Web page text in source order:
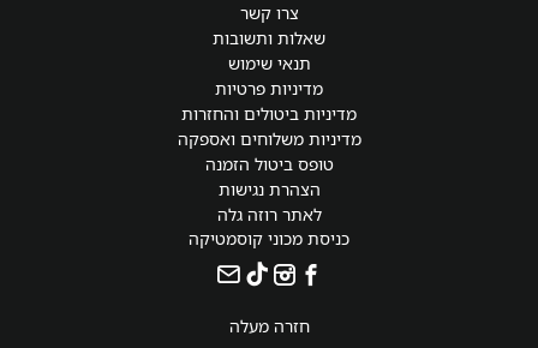
צרו קשר
שאלות ותשובות
תנאי שימוש
מדיניות פרטיות
מדיניות ביטולים והחזרות
מדיניות משלוחים ואספקה
טופס ביטול הזמנה
הצהרת נגישות
לאתר רוזה גלה
כניסת מכוני קוסמטיקה
חזרה מעלה